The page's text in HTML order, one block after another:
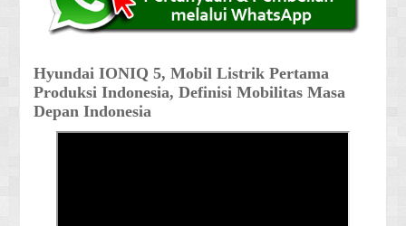
Hyundai IONIQ 5, Mobil Listrik Pertama
Produksi Indonesia, Definisi Mobilitas Masa
Depan Indonesia